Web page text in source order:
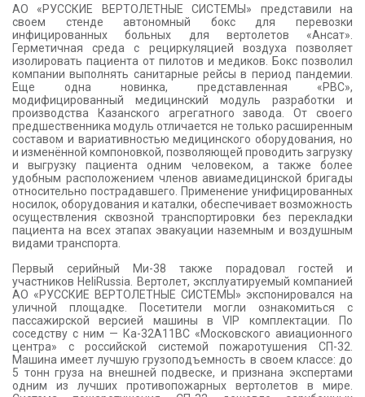
АО «РУССКИЕ ВЕРТОЛЕТНЫЕ СИСТЕМЫ» представили на
своем стенде автономный бокс для перевозки
инфицированных больных для вертолетов «Ансат».
Герметичная среда с рециркуляцией воздуха позволяет
изолировать пациента от пилотов и медиков. Бокс позволил
компании выполнять санитарные рейсы в период пандемии.
Еще одна новинка, представленная «РВС»,
модифицированный медицинский модуль разработки и
производства Казанского агрегатного завода. От своего
предшественника модуль отличается не только расширенным
составом и вариативностью медицинского оборудования, но
и изменённой компоновкой, позволяющей проводить загрузку
и выгрузку пациента одним человеком, а также более
удобным расположением членов авиамедицинской бригады
относительно пострадавшего. Применение унифицированных
носилок, оборудования и каталки, обеспечивает возможность
осуществления сквозной транспортировки без перекладки
пациента на всех этапах эвакуации наземным и воздушным
видами транспорта.
Первый серийный Ми-38 также порадовал гостей и
участников HeliRussia. Вертолет, эксплуатируемый компанией
АО «РУССКИЕ ВЕРТОЛЕТНЫЕ СИСТЕМЫ» экспонировался на
уличной площадке. Посетители могли ознакомиться с
пассажирской версией машины в VIP комплектации. По
соседству с ним — Ка-32А11BC «Московского авиационного
центра» с российской системой пожаротушения СП-32.
Машина имеет лучшую грузоподъемность в своем классе: до
5 тонн груза на внешней подвеске, и признана экспертами
одним из лучших противопожарных вертолетов в мире.